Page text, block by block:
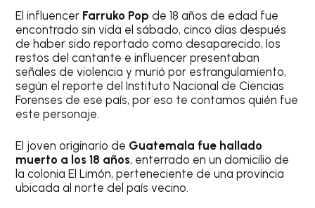
El influencer Farruko Pop de 18 años de edad fue
encontrado sin vida el sábado, cinco días después
de haber sido reportado como desaparecido, los
restos del cantante e influencer presentaban
señales de violencia y murió por estrangulamiento,
según el reporte del Instituto Nacional de Ciencias
Forenses de ese país, por eso te contamos quién fue
este personaje.
El joven originario de Guatemala fue hallado
muerto a los 18 años, enterrado en un domicilio de
la colonia El Limón, perteneciente de una provincia
ubicada al norte del país vecino.